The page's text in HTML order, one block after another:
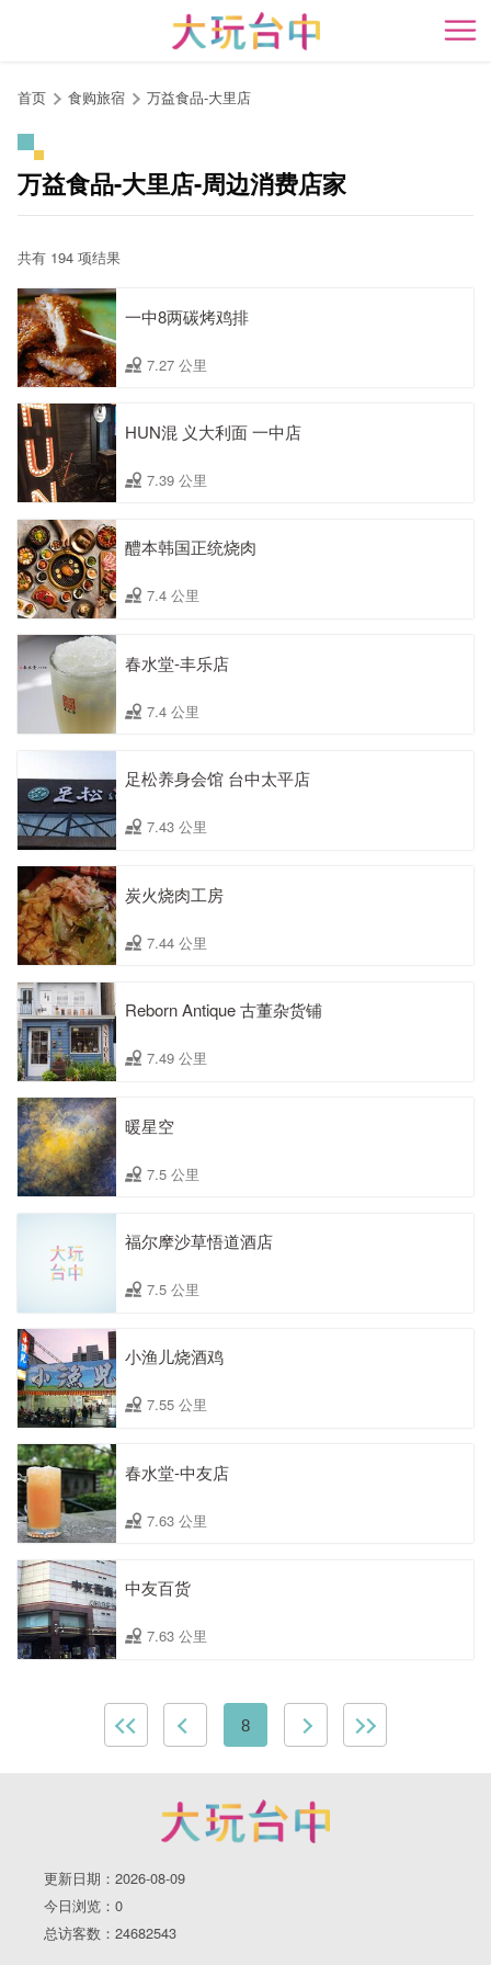
开
首页 食购旅宿 万益食品-大里店
万益食品-大里店-周边消费店家
共有 194 项结果
一中8两碳烤鸡排
7.27 公里
HUN混 义大利面 一中店
7.39 公里
醴本韩国正统烧肉
7.4 公里
春水堂-丰乐店
7.4 公里
足松养身会馆 台中太平店
7.43 公里
炭火烧肉工房
7.44 公里
Reborn Antique 古董杂货铺
7.49 公里
暖星空
7.5 公里
福尔摩沙草悟道酒店
7.5 公里
小渔儿烧酒鸡
7.55 公里
春水堂-中友店
7.63 公里
中友百货
7.63 公里
8
更新日期：2026-08-09
今日浏览：0
总访客数：24682543